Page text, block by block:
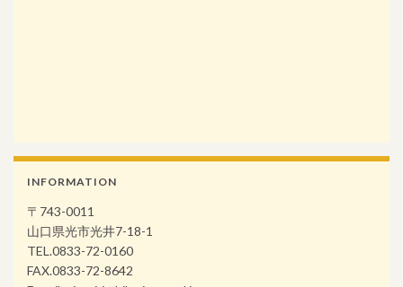
INFORMATION
〒743-0011
山口県光市光井7-18-1
TEL.0833-72-0160
FAX.0833-72-8642